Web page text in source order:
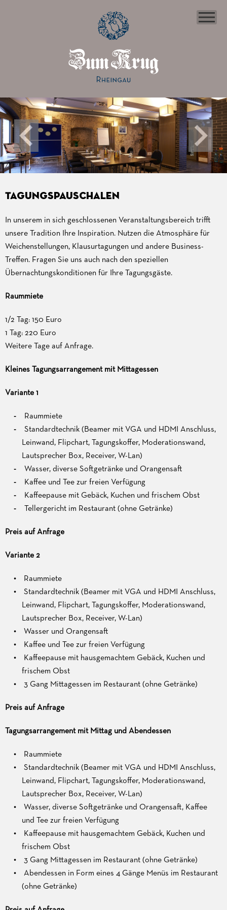
Tagungspauschalen
In unserem in sich geschlossenen Veranstaltungsbereich trifft
unsere Tradition Ihre Inspiration. Nutzen die Atmosphäre für
Weichenstellungen, Klausurtagungen und andere Business-
Treffen. Fragen Sie uns auch nach den speziellen
Übernachtungskonditionen für Ihre Tagungsgäste.
Raummiete
1/2 Tag: 150 Euro
1 Tag: 220 Euro
Weitere Tage auf Anfrage.
Kleines Tagungsarrangement mit Mittagessen
Variante 1
Raummiete
Standardtechnik (Beamer mit VGA und HDMI Anschluss,
Leinwand, Flipchart, Tagungskoffer, Moderationswand,
Lautsprecher Box, Receiver, W-Lan)
Wasser, diverse Softgetränke und Orangensaft
Kaffee und Tee zur freien Verfügung
Kaffeepause mit Gebäck, Kuchen und frischem Obst
Tellergericht im Restaurant (ohne Getränke)
Preis auf Anfrage
Variante 2
Raummiete
Standardtechnik (Beamer mit VGA und HDMI Anschluss,
Leinwand, Flipchart, Tagungskoffer, Moderationswand,
Lautsprecher Box, Receiver, W-Lan)
Wasser und Orangensaft
Kaffee und Tee zur freien Verfügung
Kaffeepause mit hausgemachtem Gebäck, Kuchen und
frischem Obst
3 Gang Mittagessen im Restaurant (ohne Getränke)
Preis auf Anfrage
Tagungsarrangement mit Mittag und Abendessen
Raummiete
Standardtechnik (Beamer mit VGA und HDMI Anschluss,
Leinwand, Flipchart, Tagungskoffer, Moderationswand,
Lautsprecher Box, Receiver, W-Lan)
Wasser, diverse Softgetränke und Orangensaft, Kaffee
und Tee zur freien Verfügung
Kaffeepause mit hausgemachtem Gebäck, Kuchen und
frischem Obst
3 Gang Mittagessen im Restaurant (ohne Getränke)
Abendessen in Form eines 4 Gänge Menüs im Restaurant
(ohne Getränke)